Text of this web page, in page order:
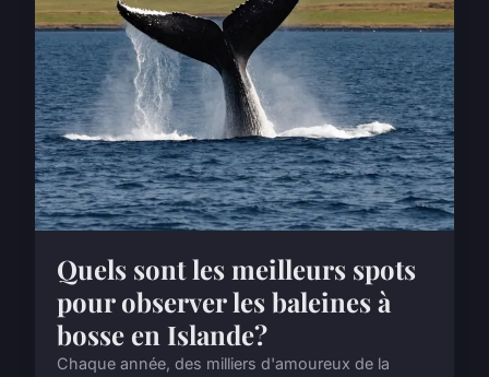
Quels sont les meilleurs spots
pour observer les baleines à
bosse en Islande?
Chaque année, des milliers d'amoureux de la